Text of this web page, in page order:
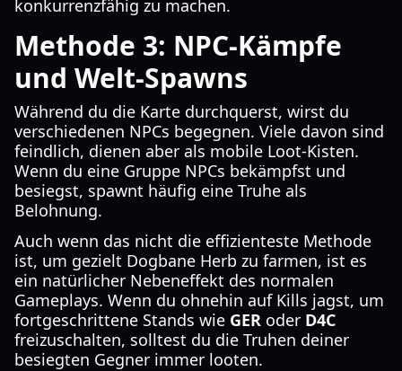
konkurrenzfähig zu machen.
Methode 3: NPC-Kämpfe
und Welt-Spawns
Während du die Karte durchquerst, wirst du
verschiedenen NPCs begegnen. Viele davon sind
feindlich, dienen aber als mobile Loot-Kisten.
Wenn du eine Gruppe NPCs bekämpfst und
besiegst, spawnt häufig eine Truhe als
Belohnung.
Auch wenn das nicht die effizienteste Methode
ist, um gezielt Dogbane Herb zu farmen, ist es
ein natürlicher Nebeneffekt des normalen
Gameplays. Wenn du ohnehin auf Kills jagst, um
fortgeschrittene Stands wie GER oder D4C
freizuschalten, solltest du die Truhen deiner
besiegten Gegner immer looten.